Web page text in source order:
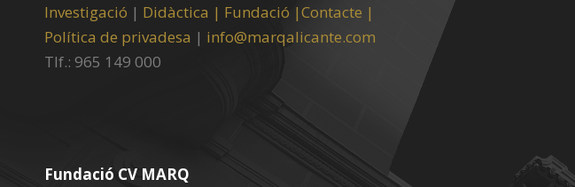
Investigació | Didàctica | Fundació |Contacte |
Política de privadesa | info@marqalicante.com
Tlf.: 965 149 000
Fundació CV MARQ